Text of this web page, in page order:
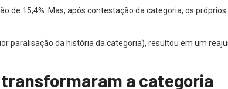
de 15,4%. Mas, após contestação da categoria, os
paralisação da história da categoria), resultou em um
a categoria